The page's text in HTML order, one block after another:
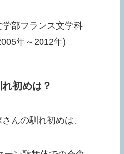
部フランス文学科
年～2012年)
初めは？
んの馴れ初めは、